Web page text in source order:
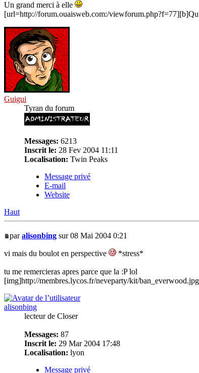
Un grand merci à elle
[url=http://forum.ouaisweb.com:/
Guigui
Tyran du forum
Messages: 6213
Inscrit le: 28 Fev 2004 11:11
Localisation: Twin Peaks
Message privé
E-mail
Website
Haut
paralisonbing sur 08 Mai 2004 0:21
vi mais du boulot en perspective *stress*
tu me remercieras apres parce que la :P lol
[img]http://membres.lycos.fr/neveparty/kit/
alisonbing
lecteur de Closer
Messages: 87
Inscrit le: 29 Mar 2004 17:48
Localisation: lyon
Message privé